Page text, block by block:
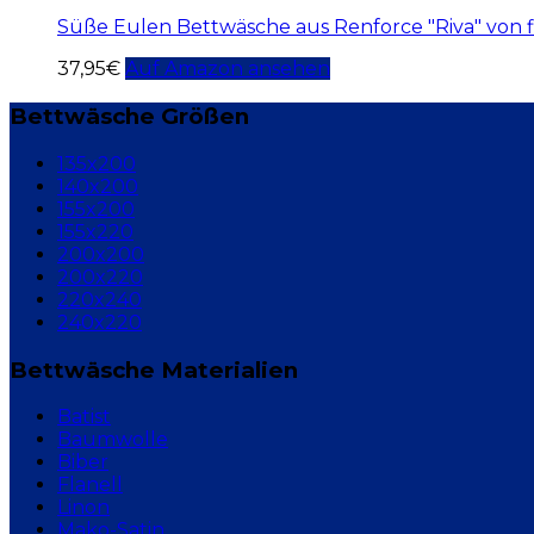
Süße Eulen Bettwäsche aus Renforce "Riva" von
37,95€ Auf Amazon ansehen
Bettwäsche Größen
135x200
140x200
155x200
155x220
200x200
200x220
220x240
240x220
Bettwäsche Materialien
Batist
Baumwolle
Biber
Flanell
Linon